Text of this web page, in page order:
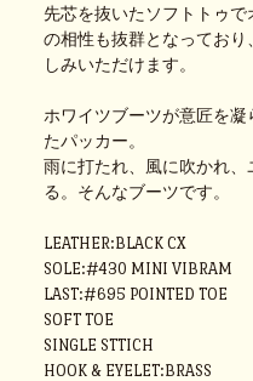
先芯を抜いたソフトトゥで
の相性も抜群となってお
しみいただけます。
ホワイツブーツが意匠を凝
たパッカー。
雨に打たれ、風に吹かれ、
る。そんなブーツです。
LEATHER:BLACK CX
SOLE:#430 MINI VIBRAM
LAST:#695 POINTED TOE
SOFT TOE
SINGLE STTICH
HOOK & EYELET:BRASS